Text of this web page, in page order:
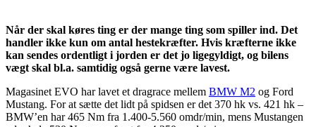
Når der skal køres ting er der mange ting som spiller ind. Det
handler ikke kun om antal hestekræfter. Hvis kræfterne ikke
kan sendes ordentligt i jorden er det jo ligegyldigt, og bilens
vægt skal bl.a. samtidig også gerne være lavest.
Magasinet EVO har lavet et dragrace mellem BMW M2 og Ford
Mustang. For at sætte det lidt på spidsen er det 370 hk vs. 421 hk –
BMW’en har 465 Nm fra 1.400-5.560 omdr/min, mens Mustangen